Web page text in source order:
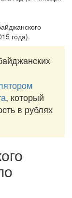
года).
, который
в рублях